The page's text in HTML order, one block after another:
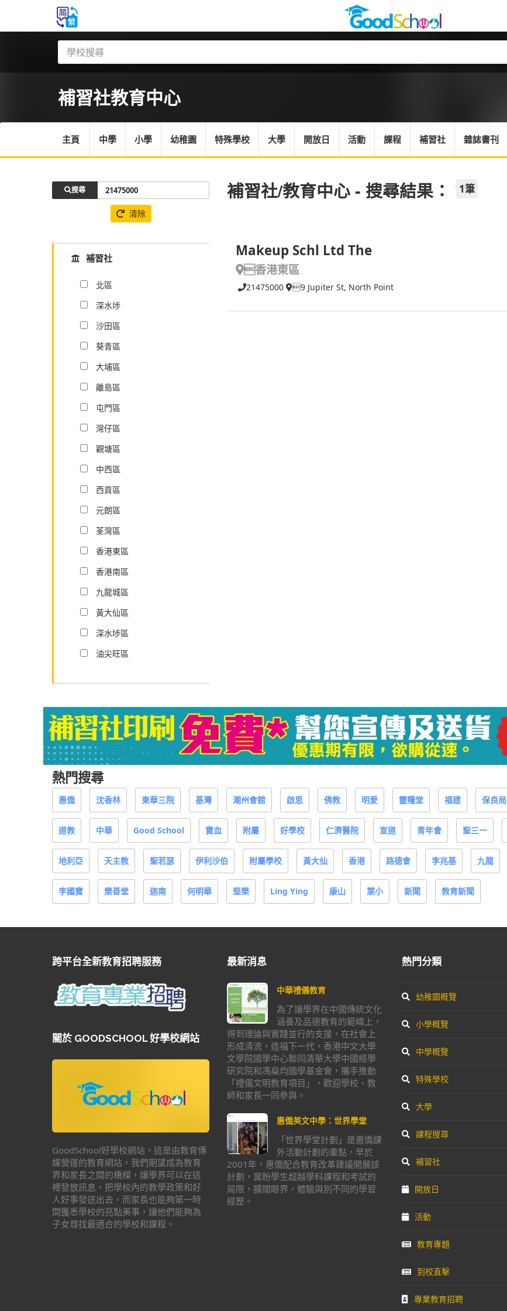
補習社教育中心
主頁 中學 小學 幼稚園 特殊學校 大學 開放日 活動 課程 補習社 雜誌書刊
補習社/教育中心 - 搜尋結果： 1筆
Makeup Schl Ltd The
香港東區
21475000 9 Jupiter St, North Point
搜尋
清除
補習社
北區
深水埗
沙田區
葵青區
大埔區
離島區
屯門區
灣仔區
觀塘區
中西區
西貢區
元朗區
荃灣區
香港東區
香港南區
九龍城區
黃大仙區
深水埗區
油尖旺區
熱門搜尋
惠僑 沈香林 東華三院 基灣 潮州會館 啟思 佛教 明愛 靈糧堂 福建 保良局
道教 中華 Good School 寶血 附屬 好學校 仁濟醫院 宣道 青年會 聖三一
地利亞 天主教 聖若瑟 伊利沙伯 附屬學校 黃大仙 香港 路德會 李兆基 九龍
李國寶 樂善堂 迦南 何明華 堅樂 Ling Ying 康山 葉小 新聞 教育新聞
跨平台全新教育招聘服務
關於 GOODSCHOOL 好學校網站
GoodSchool好學校網站，這是由教育傳
媒營運的教育網站，我們期望成為教育
界和家長之間的橋樑，讓學界可以在這
裡發放訊息，把學校內的教學政策和好
人好事發送出去，而家長也能夠第一時
間獲悉學校的亮點美事，讓他們能夠為
子女尋找最適合的學校和課程。
最新消息
中華禮儀教育
為了讓學界在中國傳統文化
涵養及品德教育的範疇上，
得到理論與實踐並行的支援，在社會上
形成清流，造福下一代，香港中文大學
文學院國學中心聯同清華大學中國經學
研究院和馮燊均國學基金會，攜手推動
「禮儀文明教育項目」，歡迎學校、教
師和家長一同參與。
惠僑英文中學：世界學堂
「世界學堂計劃」是惠僑課
外活動計劃的重點，早於
2001年，惠僑配合教育改革建議開展該
計劃，冀盼學生超越學科課程和考試的
局限，擴闊眼界，體驗與別不同的學習
經歷。
熱門分類
幼稚園概覽
小學概覽
中學概覽
特殊學校
大學
課程搜尋
補習社
開放日
活動
教育專題
到校直擊
專業教育招聘